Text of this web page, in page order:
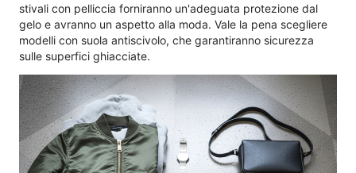
stivali con pelliccia forniranno un'adeguata protezione dal
gelo e avranno un aspetto alla moda. Vale la pena scegliere
modelli con suola antiscivolo, che garantiranno sicurezza
sulle superfici ghiacciate.